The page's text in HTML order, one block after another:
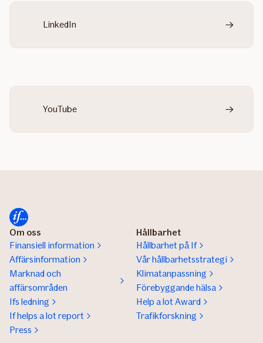
LinkedIn
YouTube
Om oss
Finansiell information
Affärsinformation
Marknad och
affärsområden
Ifs ledning
If helps a lot report
Press
Hållbarhet
Hållbarhet på If
Vår hållbarhetsstrategi
Klimatanpassning
Förebyggande hälsa
Help a lot Award
Trafikforskning